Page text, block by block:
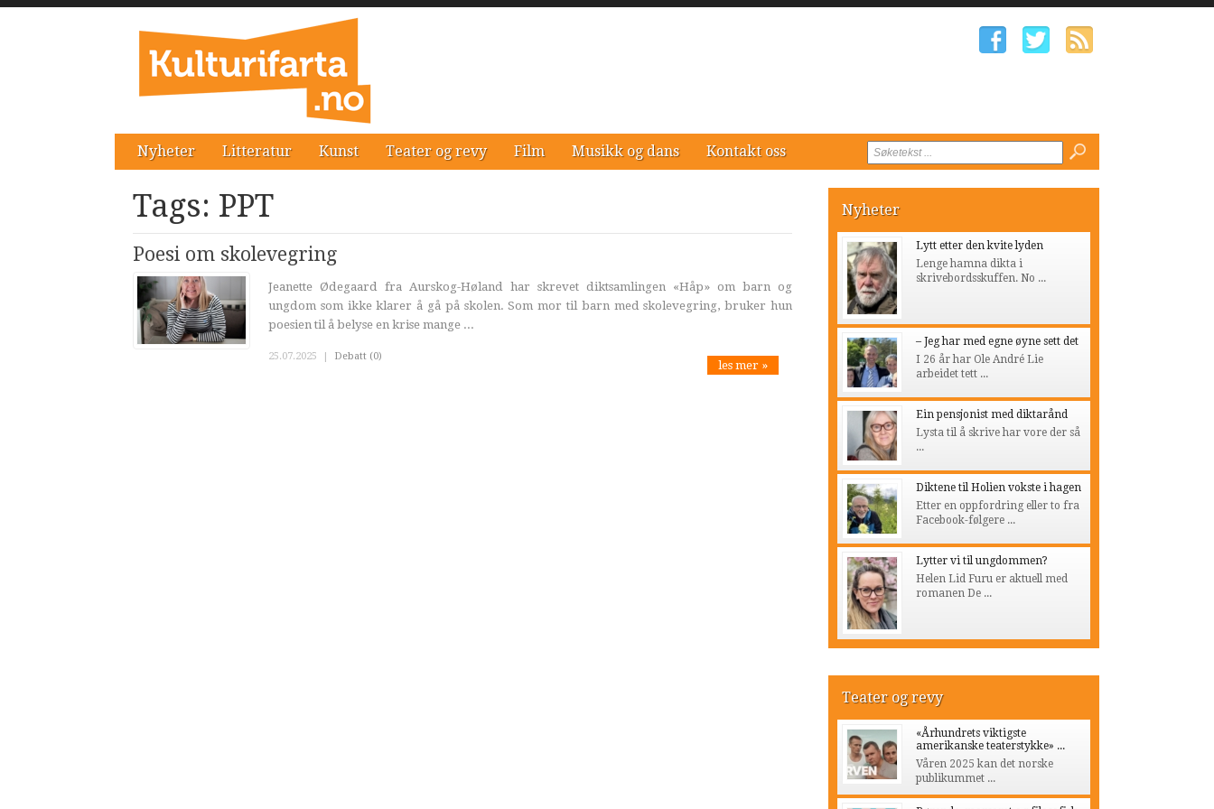
Nyheter Litteratur Kunst Teater og revy Film Musikk og dans Kontakt oss
Tags: PPT
Poesi om skolevegring
Jeanette Ødegaard fra Aurskog-Høland har skrevet diktsamlingen «Håp» om barn og
ungdom som ikke klarer å gå på skolen. Som mor til barn med skolevegring, bruker hun
poesien til å belyse en krise mange ...
25.07.2025 | Debatt (0)
les mer »
Nyheter
Lytt etter den kvite lyden
Lenge hamna dikta i
skrivebordsskuffen. No ...
– Jeg har med egne øyne sett det
I 26 år har Ole André Lie
arbeidet tett ...
Ein pensjonist med diktarånd
Lysta til å skrive har vore der så
...
Diktene til Holien vokste i hagen
Etter en oppfordring eller to fra
Facebook-følgere ...
Lytter vi til ungdommen?
Helen Lid Furu er aktuell med
romanen De ...
Teater og revy
«Århundrets viktigste
amerikanske teaterstykke» ...
Våren 2025 kan det norske
publikummet ...